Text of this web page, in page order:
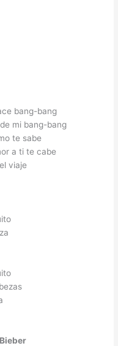
bang-bang
mi bang-bang
te sabe
a ti te cabe
viaje